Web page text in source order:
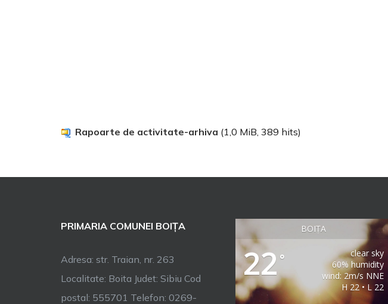
Rapoarte de activitate-arhiva (1,0 MiB, 389 hits)
PRIMARIA COMUNEI BOIȚA
Adresa: str. Traian, nr. 263
Localitate: Boita Judet: Sibiu Cod
postal: 555701 Telefon: 0269-
BOIȚA
22 °
clear sky
60% humidity
wind: 2m/s NNE
H 22 • L 22